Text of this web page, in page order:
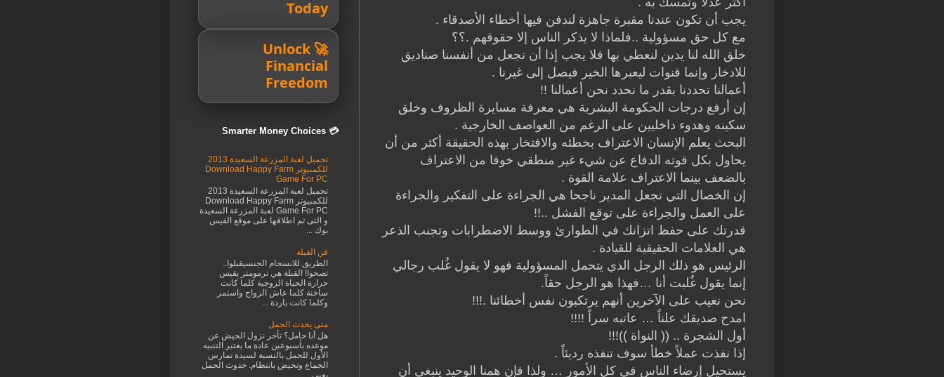
يجب أن تكون عندنا مقبرة جاهزة لندفن فيها أخطاء الأصدقاء .
مع كل حق مسؤولية ..فلماذا لا يذكر الناس إلا حقوقهم .؟؟
خلق الله لنا يدين لنعطي بها فلا يجب إذا أن نجعل من أنفسنا صناديق
للادخار وإنما قنوات ليعبرها الخير فيصل إلى غيرنا .
أعمالنا تحددنا بقدر ما نحدد نحن أعمالنا !!
إن أرفع درجات الحكومة البشرية هي معرفة مسايرة الظروف وخلق
سكينه وهدوء داخليين على الرغم من العواصف الخارجية .
البحث يعلم الإنسان الاعتراف بخطئه والافتخار بهذه الحقيقة أكثر من أن
يحاول بكل قوته الدفاع عن شيء غير منطقي خوفا من الاعتراف
بالضعف بينما الاعتراف علامة القوة .
إن الخصال التي تجعل المدير ناجحا هي الجراءة على التفكير والجراءة
على العمل والجراءة على توقع الفشل ..!!
قدرتك على حفظ اتزانك في الطوارئ ووسط الاضطرابات وتجنب الذعر
هي العلامات الحقيقية للقيادة .
الرئيس هو ذلك الرجل الذي يتحمل المسؤولية فهو لا يقول غُلب رجالي
إنما يقول غٌلبت أنا …فهذا هو الرجل حقاً.
نحن نعيب على الآخرين أنهم يرتكبون نفس أخطائنا .!!!
امدح صديقك علناً … عاتبه سراً !!!!
أول الشجرة .. (( النواة ))!!!
إذا نفذت عملاً خطأ سوف تنفذه رديئاً .
يستحيل إرضاء الناس في كل الأمور … ولذا فإن همنا الوحيد ينبغي أن
Today
🚀 Unlock
Financial
Freedom
💳 Smarter Money Choices
تحميل لعبة المزرعة السعيدة 2013
للكمبيوتر Download Happy Farm
Game For PC
تحميل لعبة المزرعة السعيدة 2013
للكمبيوتر Download Happy Farm
Game For PC لعبة المزرعة السعيدة
و التى تم اطلاقها على موقع الفيس
بوك ...
فن القبلة
الطريق للانسجام الجنسيقبلوا..
تصحوا! القبلة هي ترمومتر يقيس
حرارة الحياة الزوجية كلما كانت
ساخنة كلما عاش الزواج واستمر
وكلما كانت باردة ...
متى يحدث الحمل
هل أنا حامل؟ تأخر نزول الحيض عن
موعده بأسبوعين عادة ما يعتبر التنبيه
الأول للحمل بالنسبة لسيدة تمارس
الجماع وتحيض بانتظام. حدوث الحمل
يعني ...